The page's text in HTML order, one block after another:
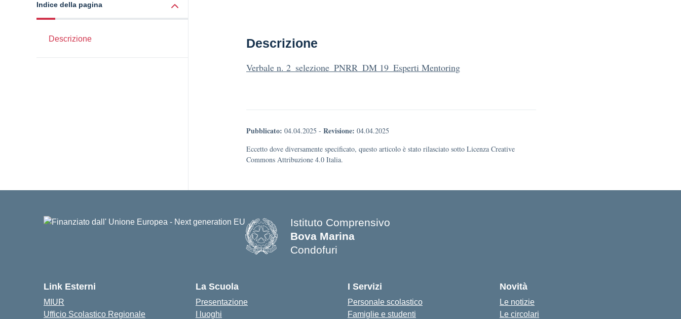
Indice della pagina
Descrizione Descrizione
Verbale n. 2_selezione_PNRR_DM 19_Esperti Mentoring
Pubblicato: 04.04.2025 - Revisione: 04.04.2025
Eccetto dove diversamente specificato, questo articolo è stato rilasciato sotto Licenza Creative
Commons Attribuzione 4.0 Italia.
Istituto Comprensivo
Bova Marina
Condofuri
Link Esterni
MIUR
Ufficio Scolastico Regionale
La Scuola
Presentazione
I luoghi
I Servizi
Personale scolastico
Famiglie e studenti
Novità
Le notizie
Le circolari